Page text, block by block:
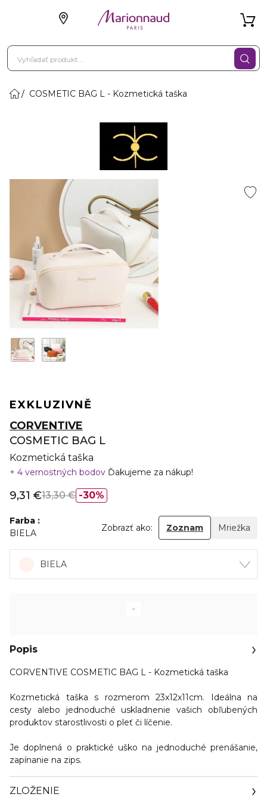
COSMETIC BAG L - Kozmetická taška
EXKLUZIVNĚ
CORVENTIVE
COSMETIC BAG L
Kozmetická taška
4 vernostných bodov Ďakujeme za nákup!
30%
9,31 €13,30 €
Farba
BIELA
Zobrazť ako: Zoznam Mriežka
BIELA
Popis
CORVENTIVE COSMETIC BAG L - Kozmetická taška
Kozmetická taška s rozmerom 23x12x11cm. Ideálna na
cesty alebo jednoduché uskladnenie vašich obľubených
produktov starostlivosti o pleť či líčenie.
Je doplnená o praktické uško na jednoduché prenášanie,
zapínanie na zips.
ZLOŽENIE